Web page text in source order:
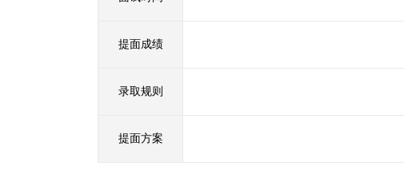
提面成绩
录取规则
提面方案